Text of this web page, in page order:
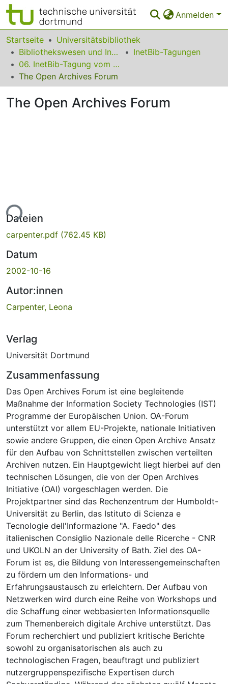
Anmelden
Bereiche & Sammlungen
Das gesamte Repositorium
Statistiken
FAQ
Startseite
Universitätsbibliothek
Bibliothekswesen und Information
InetBib-Tagungen
06. InetBib-Tagung vom 18. bis 20. September 2002 in Göttingen
The Open Archives Forum
The Open Archives Forum
Dateien
carpenter.pdf (762.45 KB)
Datum
2002-10-16
Autor:innen
Carpenter, Leona
Verlag
Universität Dortmund
Zusammenfassung
Das Open Archives Forum ist eine begleitende
Maßnahme der Information Society Technologies (IST)
Programme der Europäischen Union. OA-Forum
unterstützt vor allem EU-Projekte, nationale Initiativen
sowie andere Gruppen, die einen Open Archive Ansatz
für den Aufbau von Schnittstellen zwischen verteilten
Archiven nutzen. Ein Hauptgewicht liegt hierbei auf den
technischen Lösungen, die von der Open Archives
Initiative (OAI) vorgeschlagen werden. Die
Projektpartner sind das Rechenzentrum der Humboldt-
Universität zu Berlin, das Istituto di Scienza e
Tecnologie dell'Informazione "A. Faedo" des
italienischen Consiglio Nazionale delle Ricerche - CNR
und UKOLN an der University of Bath. Ziel des OA-
Forum ist es, die Bildung von Interessengemeinschaften
zu fördern um den Informations- und
Erfahrungsaustausch zu erleichtern. Der Aufbau von
Netzwerken wird durch eine Reihe von Workshops und
die Schaffung einer webbasierten Informationsquelle
zum Themenbereich digitale Archive unterstützt. Das
Forum recherchiert und publiziert kritische Berichte
sowohl zu organisatorischen als auch zu
technologischen Fragen, beauftragt und publiziert
nutzergruppenspezifische Expertisen durch